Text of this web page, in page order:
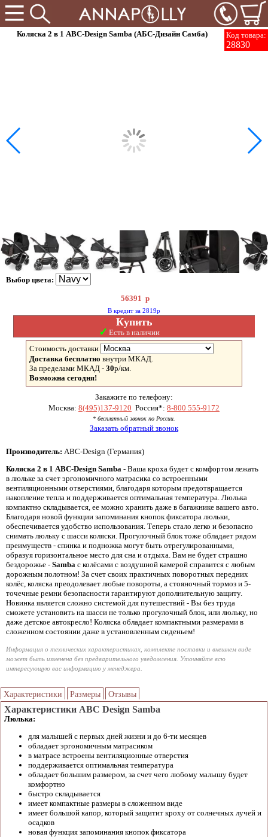
Код товара:
28830
Коляска 2 в 1 ABC-Design Samba (АБС-Дизайн Самба)
Выбор цвета:
56391 р
В кредит за 2819р
Купить
✓ Есть в наличии
Стоимость доставки
Доставка бесплатно внутри МКАД.
За пределами МКАД - 30р/км.
Возможна сегодня!
Закажите по телефону:
Москва: 8(495)137-9120 Россия*: 8-800 555-9172
* бесплатный звонок по России.
Заказать обратный звонок
Производитель: ABC-Design (Германия)
Коляска 2 в 1 ABC-Design Samba - Ваша кроха будет с комфортом лежать
в люльке за счет эргономичного матрасика со встроенными
вентиляционными отверстиями, благодаря которым предотвращается
накопление тепла и поддерживается оптимальная температура. Люлька
компактно складывается, ее можно хранить даже в багажнике вашего авто.
Благодаря новой функции запоминания кнопок фиксатора люльки,
обеспечивается удобство использования. Теперь стало легко и безопасно
снимать люльку с шасси коляски. Прогулочный блок тоже обладает рядом
преимуществ - спинка и подножка могут быть отрегулированными,
образуя горизонтальное место для сна и отдыха. Вам не будет страшно
бездорожье - Samba с колёсами с воздушной камерой справится с любым
дорожным полотном! За счет своих практичных поворотных передних
колёс, коляска преодолевает любые повороты, а стояночный тормоз и 5-
точечные ремни безопасности гарантируют дополнительную защиту.
Новинка является сложно системой для путешествий - Вы без труда
сможете установить на шасси не только прогулочный блок, или люльку, но
даже детское автокресло! Коляска обладает компактными размерами в
сложенном состоянии даже в установленным сиденьем!
Информация о технических характеристиках, комплекте поставки и внешнем виде
может быть изменена без предварительного уведомления. Уточняйте всю
интересующую вас информацию у менеджера.
Характеристики Размеры Отзывы
Характеристики ABC Design Samba
Люлька:
для малышей с первых дней жизни и до 6-ти месяцев
обладает эргономичным матрасиком
в матрасе встроены вентиляционные отверстия
поддерживается оптимальная температура
обладает большим размером, за счет чего любому малышу будет
комфортно
быстро складывается
имеет компактные размеры в сложенном виде
имеет большой капор, который защитит кроху от солнечных лучей и
осадков
новая функция запоминания кнопок фиксатора